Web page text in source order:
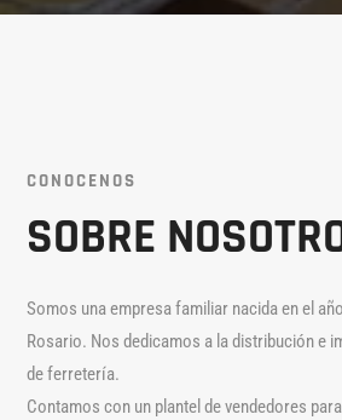
CONOCENOS
SOBRE
Somos una empresa familiar nacida en el
Rosario. Nos dedicamos a la distribución e
de ferretería.
Contamos con un plantel de vendedores